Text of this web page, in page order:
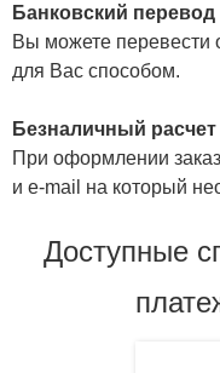
Банковский
Вы можете перевести
для Вас способом.
Безналичный
При оформлении
и e-mail на который
Доступные